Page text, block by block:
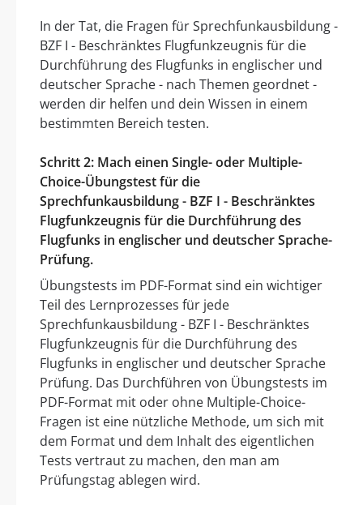
In der Tat, die Fragen für Sprechfunkausbildung -
BZF I - Beschränktes Flugfunkzeugnis für die
Durchführung des Flugfunks in englischer und
deutscher Sprache - nach Themen geordnet -
werden dir helfen und dein Wissen in einem
bestimmten Bereich testen.
Schritt 2: Mach einen Single- oder Multiple-
Choice-Übungstest für die
Sprechfunkausbildung - BZF I - Beschränktes
Flugfunkzeugnis für die Durchführung des
Flugfunks in englischer und deutscher Sprache-
Prüfung.
Übungstests im PDF-Format sind ein wichtiger
Teil des Lernprozesses für jede
Sprechfunkausbildung - BZF I - Beschränktes
Flugfunkzeugnis für die Durchführung des
Flugfunks in englischer und deutscher Sprache
Prüfung. Das Durchführen von Übungstests im
PDF-Format mit oder ohne Multiple-Choice-
Fragen ist eine nützliche Methode, um sich mit
dem Format und dem Inhalt des eigentlichen
Tests vertraut zu machen, den man am
Prüfungstag ablegen wird.